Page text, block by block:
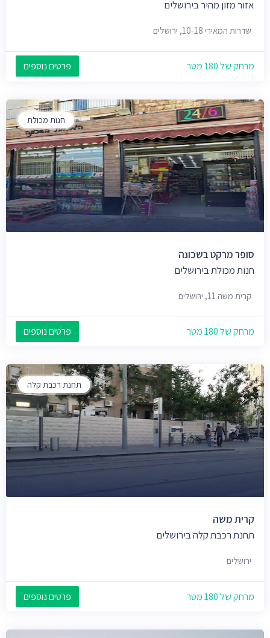
אזור מזון מהיר בירושלים
שדרות המאירי 10-18, ירושלים
מרחק של 180 מטר פרטים נוספים
חנות מכולת
סופר מרקט בשכונה
חנות מכולת בירושלים
קרית משה 11, ירושלים
מרחק של 180 מטר פרטים נוספים
תחנת רכבת קלה
קרית משה
תחנת רכבת קלה בירושלים
ירושלים
מרחק של 180 מטר פרטים נוספים